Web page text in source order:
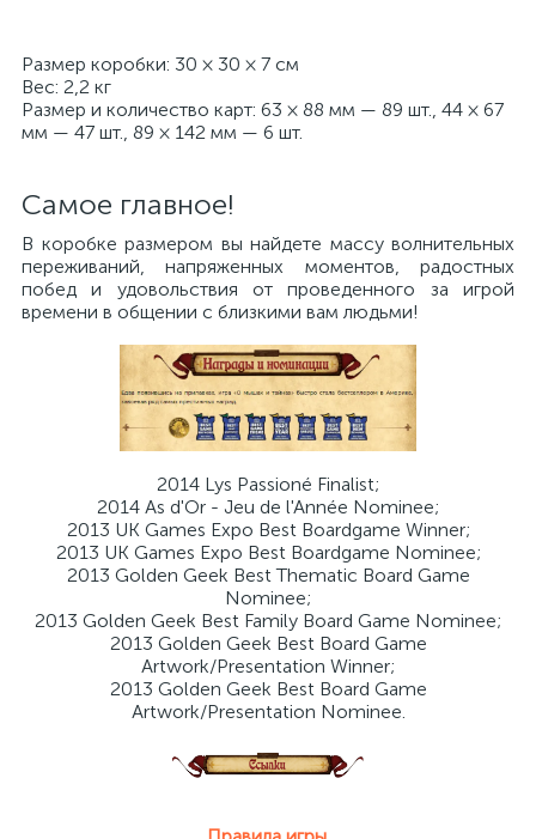
Размер коробки: 30 × 30 × 7 см
Вес: 2,2 кг
Размер и количество карт: 63 × 88 мм — 89 шт., 44 × 67
мм — 47 шт., 89 × 142 мм — 6 шт.
Самое главное!
В коробке размером вы найдете массу волнительных
переживаний, напряженных моментов, радостных
побед и удовольствия от проведенного за игрой
времени в общении с близкими вам людьми!
2014 Lys Passioné Finalist;
2014 As d'Or - Jeu de l'Année Nominee;
2013 UK Games Expo Best Boardgame Winner;
2013 UK Games Expo Best Boardgame Nominee;
2013 Golden Geek Best Thematic Board Game
Nominee;
2013 Golden Geek Best Family Board Game Nominee;
2013 Golden Geek Best Board Game
Artwork/Presentation Winner;
2013 Golden Geek Best Board Game
Artwork/Presentation Nominee.